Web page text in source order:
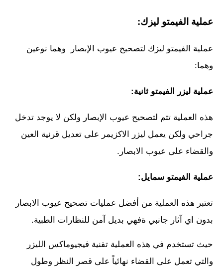
عملية الفيمتو ليزك:
عملية الفيمتو ليزك لتصحيح عيوب الإبصار وهما نوعين
وهما:
عملية ليزر الفيمتو ثانية:
هذه العملية تتم لتصحيح عيوب الإبصار ولكن لا يوجد تدخل
جراحي ولكن يعمل ليزر الاكزيمر على تعديل قرنية العين
والقضاء على عيوب الابصار.
عملية الفيمتو سمايل:
تعتبر هذه العملية من أفضل عمليات تصحيح عيوب الابصار
بدون اي آثار جانبي ةفهي بديل آمن للنظارات الطبية.
حيث تستخدم في هذه العملية تقنية فيجيوماكس الليزر
والتي تعمل على القضاء نهائياً على قصر النظر وطول